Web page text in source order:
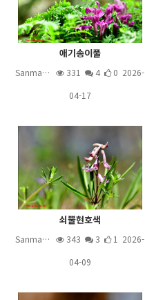
애기송이풀
Sanma… 331 4
0 2026-
04-17
쇠뿔현호색
Sanma… 343 3
1 2026-
04-09